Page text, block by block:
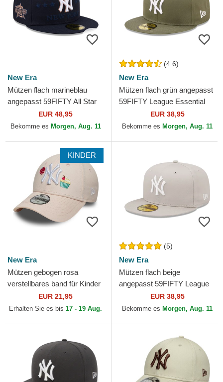
New Era
Mützen flach marineblau
angepasst 59FIFTY All Star
Game der New York
Yankees MLB von New Era
EUR 48,95
Bekomme es Morgen, Aug. 11
(4.6)
New Era
Mützen flach grün angepasst
59FIFTY League Essential
der New York Yankees MLB
von New Era
EUR 38,95
Bekomme es Morgen, Aug. 11
KINDER
New Era
Mützen gebogen rosa
verstellbares band für Kinder
9FORTY Food Icon Cupcake
der New York Yankees...
EUR 21,95
Erhalten Sie es bis 17 - 19 Aug.
(5)
New Era
Mützen flach beige
angepasst 59FIFTY League
Essential der New York
Yankees MLB von New Era
EUR 38,95
Bekomme es Morgen, Aug. 11